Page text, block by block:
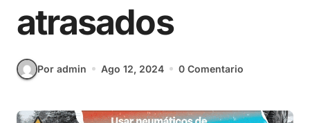
atrasados
Por admin Ago 12, 2024 0 Comentario